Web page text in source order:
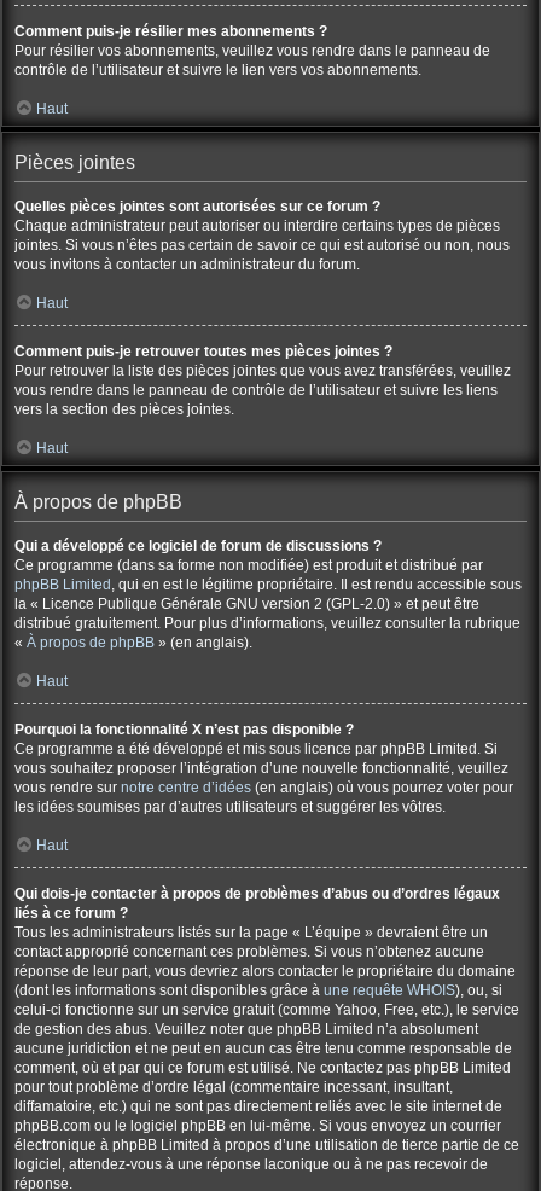
Comment puis-je résilier mes abonnements ?
Pour résilier vos abonnements, veuillez vous rendre dans le panneau de
contrôle de l’utilisateur et suivre le lien vers vos abonnements.
Haut
Pièces jointes
Quelles pièces jointes sont autorisées sur ce forum ?
Chaque administrateur peut autoriser ou interdire certains types de pièces
jointes. Si vous n’êtes pas certain de savoir ce qui est autorisé ou non, nous
vous invitons à contacter un administrateur du forum.
Haut
Comment puis-je retrouver toutes mes pièces jointes ?
Pour retrouver la liste des pièces jointes que vous avez transférées, veuillez
vous rendre dans le panneau de contrôle de l’utilisateur et suivre les liens
vers la section des pièces jointes.
Haut
À propos de phpBB
Qui a développé ce logiciel de forum de discussions ?
Ce programme (dans sa forme non modifiée) est produit et distribué par
phpBB Limited , qui en est le légitime propriétaire. Il est rendu accessible sous
la « Licence Publique Générale GNU version 2 (GPL-2.0) » et peut être
distribué gratuitement. Pour plus d’informations, veuillez consulter la rubrique
« À propos de phpBB » (en anglais).
Haut
Pourquoi la fonctionnalité X n’est pas disponible ?
Ce programme a été développé et mis sous licence par phpBB Limited. Si
vous souhaitez proposer l’intégration d’une nouvelle fonctionnalité, veuillez
vous rendre sur notre centre d’idées (en anglais) où vous pourrez voter pour
les idées soumises par d’autres utilisateurs et suggérer les vôtres.
Haut
Qui dois-je contacter à propos de problèmes d’abus ou d’ordres légaux
liés à ce forum ?
Tous les administrateurs listés sur la page « L’équipe » devraient être un
contact approprié concernant ces problèmes. Si vous n’obtenez aucune
réponse de leur part, vous devriez alors contacter le propriétaire du domaine
(dont les informations sont disponibles grâce à une requête WHOIS), ou, si
celui-ci fonctionne sur un service gratuit (comme Yahoo, Free, etc.), le service
de gestion des abus. Veuillez noter que phpBB Limited n’a absolument
aucune juridiction et ne peut en aucun cas être tenu comme responsable de
comment, où et par qui ce forum est utilisé. Ne contactez pas phpBB Limited
pour tout problème d’ordre légal (commentaire incessant, insultant,
diffamatoire, etc.) qui ne sont pas directement reliés avec le site internet de
phpBB.com ou le logiciel phpBB en lui-même. Si vous envoyez un courrier
électronique à phpBB Limited à propos d’une utilisation de tierce partie de ce
logiciel, attendez-vous à une réponse laconique ou à ne pas recevoir de
réponse.